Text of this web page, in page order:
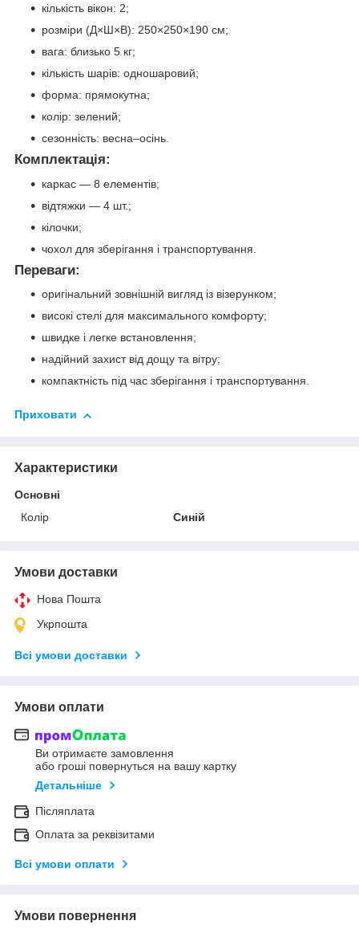
кількість вікон: 2;
розміри (Д×Ш×В): 250×250×190 см;
вага: близько 5 кг;
кількість шарів: одношаровий;
форма: прямокутна;
колір: зелений;
сезонність: весна–осінь.
Комплектація:
каркас — 8 елементів;
відтяжки — 4 шт.;
кілочки;
чохол для зберігання і транспортування.
Переваги:
оригінальний зовнішній вигляд із візерунком;
високі стелі для максимального комфорту;
швидке і легке встановлення;
надійний захист від дощу та вітру;
компактність під час зберігання і транспортування.
Приховати
Характеристики
Основні
Колір
Синій
Умови доставки
Нова Пошта
Укрпошта
Всі умови доставки
Умови оплати
Ви отримаєте замовлення
або гроші повернуться на вашу картку
Детальніше
Післяплата
Оплата за реквізитами
Всі умови оплати
Умови повернення